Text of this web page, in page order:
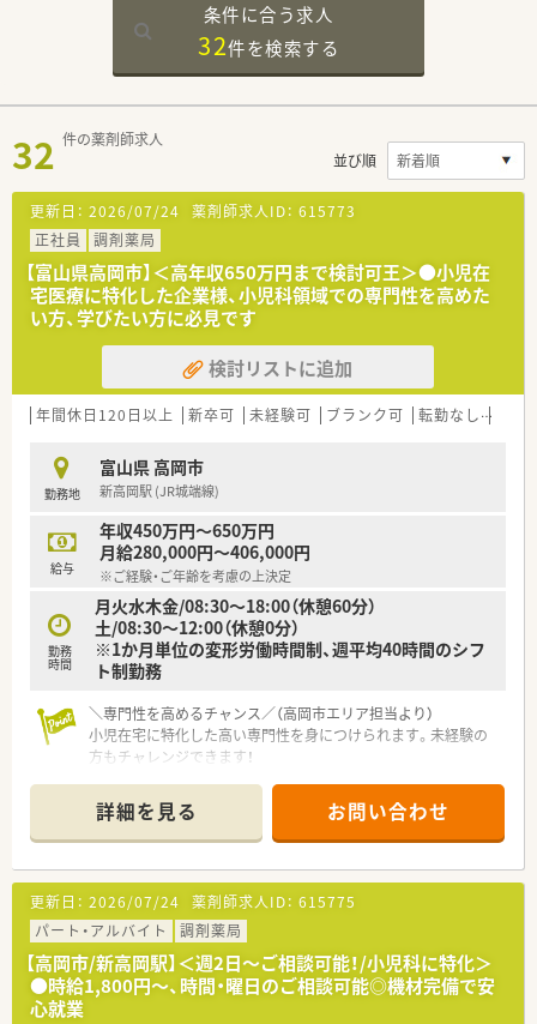
条件に合う求人
32件を検索する
32 件の薬剤師求人
並び順
更新日： 2026/07/24 薬剤師求人ID： 615773
正社員
調剤薬局
【富山県高岡市】＜高年収650万円まで検討可王＞●小児在
宅医療に特化した企業様、小児科領域での専門性を高めた
い方、学びたい方に必見です
検討リストに追加
年間休日120日以上 新卒可 未経験可 ブランク可 転勤なし
勤務地
富山県 高岡市
新高岡駅 (JR城端線)
給与
年収450万円～650万円
月給280,000円～406,000円
※ご経験・ご年齢を考慮の上決定
勤務
時間
月火水木金/08:30〜18:00（休憩60分）
土/08:30〜12:00（休憩0分）
※1か月単位の変形労働時間制、週平均40時間のシフ
ト制勤務
＼専門性を高めるチャンス／（高岡市エリア担当より）
小児在宅に特化した高い専門性を身につけられます。未経験の
方もチャレンジできます！
【店舗情報と応需状況について】
■JR城端線新高岡駅から徒歩12分ほどの、2024年4月に開局し
た店舗です。
■小児科をメインに応需しており、外来は少なく小児在宅が中心
の業務となります。
■薬剤師は常勤1名、事務員1名体制で、1日20～30枚の処方箋を
応需しています。
【募集背景と求める人物像について】
詳細を見る お問い合わせ
更新日： 2026/07/24 薬剤師求人ID： 615775
パート・アルバイト
調剤薬局
【高岡市/新高岡駅】＜週2日～ご相談可能！/小児科に特化＞
●時給1,800円～、時間・曜日のご相談可能◎機材完備で安
心就業